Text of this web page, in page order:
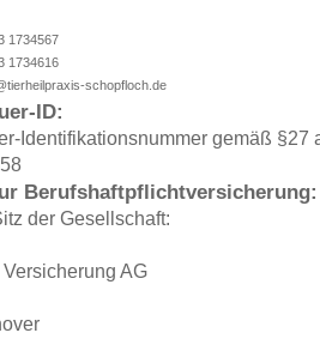
1734567
1734616
schopfloch.de
ID:
Identifikationsnummer gemäß §27
Berufshaftpflichtversicherung:
der Gesellschaft:
AG